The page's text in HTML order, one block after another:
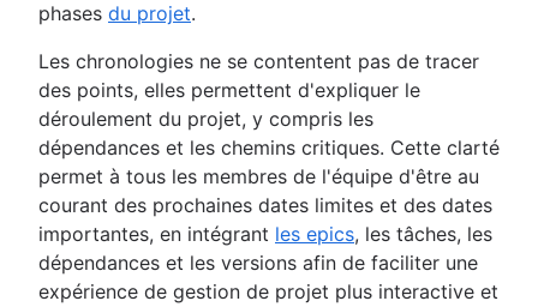
phases du projet.
Les chronologies ne se contentent pas de tracer
des points, elles permettent d'expliquer le
déroulement du projet, y compris les
dépendances et les chemins critiques. Cette clarté
permet à tous les membres de l'équipe d'être au
courant des prochaines dates limites et des dates
importantes, en intégrant les epics, les tâches, les
dépendances et les versions afin de faciliter une
expérience de gestion de projet plus interactive et